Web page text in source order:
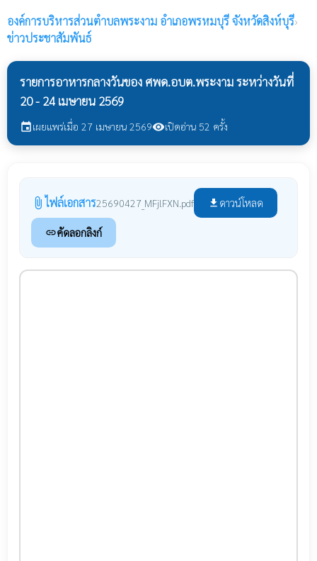
องค์การบริหารส่วนตำบลพระงาม อำเภอพรหมบุรี จังหวัดสิงห์บุรี›
ข่าวประชาสัมพันธ์
รายการอาหารกลางวันของ ศพด.อบต.พระงาม ระหว่างวันที่
20 - 24 เมษายน 2569
eventเผยแพร่เมื่อ 27 เมษายน 2569visibilityเปิดอ่าน 52 ครั้ง
attach_file ไฟล์เอกสาร25690427_MFjlFXN.pdf file_download ดาวน์โหลด
linkคัดลอกลิงก์